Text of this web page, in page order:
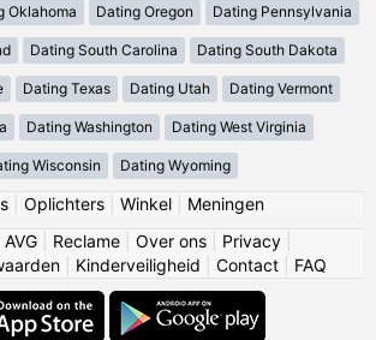
Oklahoma Dating Oregon Dating Pennsylvania
Dating South Carolina Dating South Dakota
Dating Texas Dating Utah Dating Vermont
Dating Washington Dating West Virginia
Wisconsin Dating Wyoming
| Oplichters| Winkel| Meningen
Reclame Over ons Privacy
Kinderveiligheid Contact FAQ